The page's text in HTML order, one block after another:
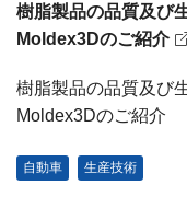
樹脂製品の品質及び
Moldex3Dのご紹介
樹脂製品の品質及び
Moldex3Dのご紹介
自動車 生産技術